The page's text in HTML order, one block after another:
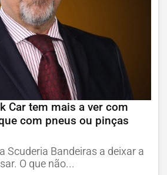
Car tem mais a ver com
com pneus ou pinças
Scuderia Bandeiras a deixar a
O que não...